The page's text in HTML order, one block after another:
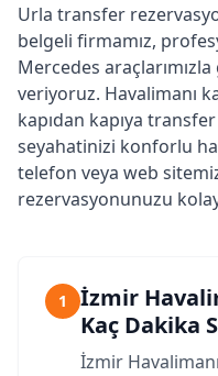
Urla transfer
belgeli firmamız,
Mercedes
veriyoruz. Havalimanı
kapıdan kapıya
seyahatinizi konforlu
telefon veya web
rezervasyonunuzu
1
İzmir
Kaç Dakika
İzmir